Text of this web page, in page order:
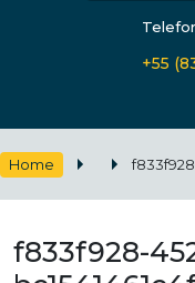
+55
Home
f833f928-